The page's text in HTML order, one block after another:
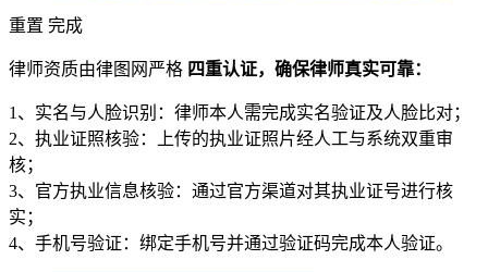
重置 完成
律师资质由律图网严格 四重认证，确保律师真实可靠：
1、实名与人脸识别：律师本人需完成实名验证及人脸比对；
2、执业证照核验：上传的执业证照片经人工与系统双重审
核；
3、官方执业信息核验：通过官方渠道对其执业证号进行核
实；
4、手机号验证：绑定手机号并通过验证码完成本人验证。